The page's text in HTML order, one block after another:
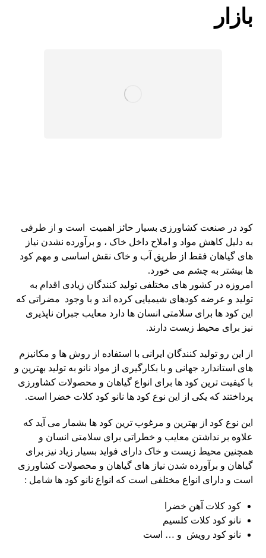
بازار
کود در صنعت کشاورزی بسیار حائز اهمیت است و از طرفی
به دلیل کاهش مواد و املاح داخل خاک ، و برآورده نشدن نیاز
های گیاهان فقط از طریق آب و خاک نقش اساسی و مهم کود
ها بیشتر به چشم می خورد.
امروزه در کشور های مختلفی تولید کنندگان زیادی اقدام به
تولید و عرضه کودهای شیمیایی کرده اند و با وجود مضراتی که
این کود ها برای سلامتی انسان ها دارد معایب جبران ناپذیری
نیز برای محیط زیست دارند.
از این رو تولید کنندگان ایرانی با استفاده از روش ها و مکانیزم
های استاندارد جهانی و با بکارگیری از مواد نانو به تولید بهترین و
با کیفیت ترین کود ها برای انواع گیاهان و محصولات کشاورزی
پرداختند که یکی از این نوع کود ها نانو کود کلات خضرا است.
این نوع کود از بهترین و مرغوب ترین کود ها بشمار می آید که
علاوه بر نداشتن معایب و خطراتی برای سلامتی انسان و
همچنین محیط زیست و خاک دارای فواید بسیار زیاد نیز برای
گیاهان و برآورده شدن نیاز های گیاهان و محصولات کشاورزی
است و دارای انواع مختلفی است که انواع نانو کود ها شامل :
کود کلات آهن خضرا
نانو کود کلات کلسیم
نانو کود رویش و … است